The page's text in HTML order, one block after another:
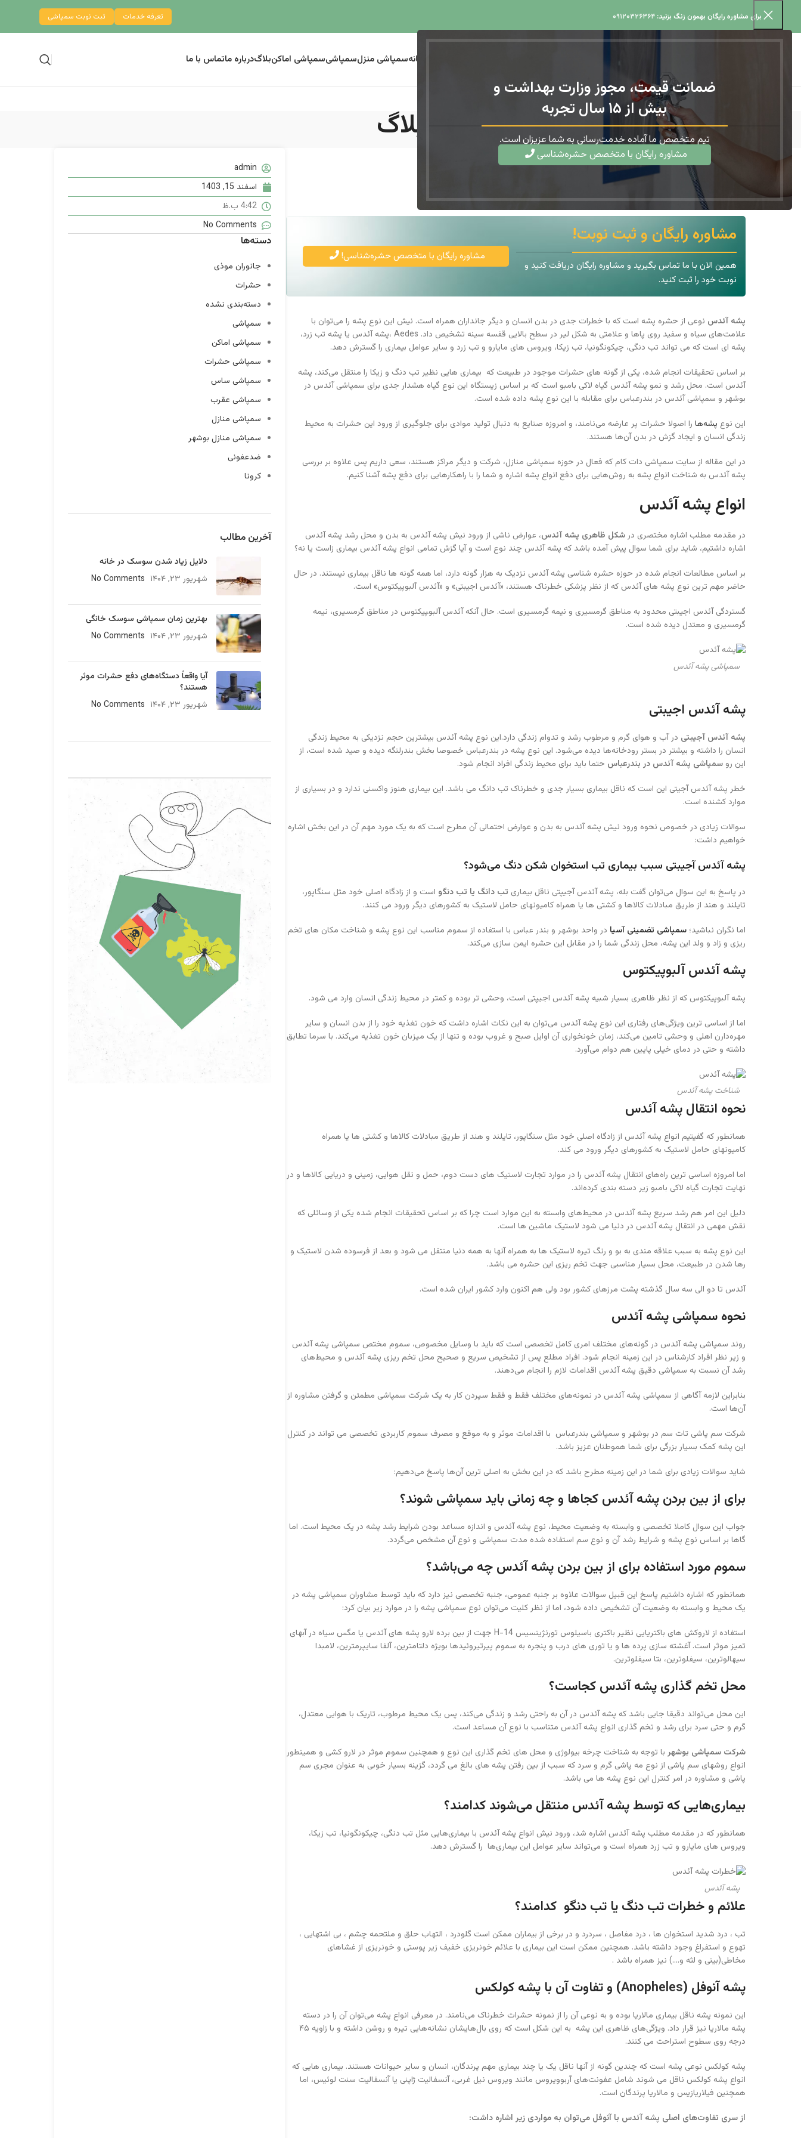
ضمانت قیمت، مجوز وزارت بهداشت و
بیش از ۱۵ سال تجربه
تیم متخصص ما آماده خدمت‌رسانی به شما عزیزان است.
مشاوره رایگان با متخصص حشره‌شناسی
برای مشاوره رایگان بهمون زنگ بزنید: ۰۹۱۲۰۳۲۶۳۶۴ تعرفه خدمات ثبت نوبت سمپاشی
سمپاشی موریانهسمپاشی منزلسمپاشیسمپاشی اماکنبلاگدرباره ماتماس با ما
بلاگ
پشه آئدس (Aedes) چیست و چه خطری دارد؟
سمپاشی
مشاوره رایگان و ثبت نوبت!
همین الان با ما تماس بگیرید و مشاوره رایگان دریافت کنید و
نوبت خود را ثبت کنید.
مشاوره رایگان با متخصص حشره‌شناسی!
پشه آئدس نوعی از حشره پشه است که با خطرات جدی در بدن انسان و دیگر جانداران همراه است. نیش این نوع پشه را می‌توان با
علامت‌های سیاه و سفید روی پاها و علامتی به شکل لیر در سطح بالایی قفسه سینه تشخیص داد. Aedes ،پشه آئدس یا پشه تب زرد،
پشه ای است که می تواند تب دنگی، چیکونگونیا، تب زیکا، ویروس های مایارو و تب زرد و سایر عوامل بیماری را گسترش دهد.
بر اساس تحقیقات انجام شده، یکی از گونه های حشرات موجود در طبیعت که بیماری هایی نظیر تب دنگ و زیکا را منتقل می‌کند، پشه
آئدس است. محل رشد و نمو پشه آئدس گیاه لاکی بامبو است که بر اساس زیستگاه این نوع گیاه هشدار جدی برای سمپاشی آئدس در
بوشهر و سمپاشی آئدس در بندرعباس برای مقابله با این نوع پشه داده شده است.
این نوع پشه‌ها را اصولا حشرات پر عارضه می‌نامند، و امروزه صنایع به دنبال تولید موادی برای جلوگیری از ورود این حشرات به محیط
زندگی انسان و ایجاد گزش در بدن آن‌ها هستند.
در این مقاله از سایت سمپاشی دات کام که فعال در حوزه سمپاشی منازل، شرکت و دیگر مراکز هستند، سعی داریم پس علاوه بر بررسی
پشه آئدس به شناخت انواع پشه به روش‌هایی برای دفع انواع پشه اشاره و شما را با راهکارهایی برای دفع پشه آشنا کنیم.
انواع پشه آئدس
در مقدمه مطلب اشاره مختصری درشکل ظاهری پشه آئدس، عوارض ناشی از ورود نیش پشه آئدس به بدن و محل رشد پشه آئدس
اشاره داشتیم، شاید برای شما سوال پیش آمده باشد که پشه آئدس چند نوع است و آیا گزش تمامی انواع پشه آئدس بیماری زاست یا نه؟
بر اساس مطالعات انجام شده در حوزه حشره شناسی پشه آئدس نزدیک به هزار گونه دارد، اما همه گونه ها ناقل بیماری نیستند. در حال
حاضر مهم ترین نوع پشه های آئدس که از نظر پزشکی خطرناک هستند، «آئدس اجیبتی» و «آئدس آلبوپیکتوس» است.
گستردگی آئدس اجیبتی محدود به مناطق گرمسیری و نیمه گرمسیری است. حال آنکه آئدس آلبو‍پیکتوس در مناطق گرمسیری، نیمه
گرمسیری و معتدل دیده شده است.
سمپاشی پشه آئدس
پشه آئدس اجیبتی
پشه آئدس آجیبتی در آب و هوای گرم و مرطوب رشد و تدوام زندگی دارد.این نوع پشه آئدس بیشترین حجم نزدیکی به محیط زندگی
انسان را داشته و بیشتر در بستر رودخانه‌ها دیده می‌شود. این نوع پشه در بندرعباس خصوصا بخش بندرلنگه دیده و صید شده است، از
این رو سمپاشی پشه آئدس در بندرعباس حتما باید برای محیط زندگی افراد انجام شود.
خطر پشه آئدس آجیتی این است که ناقل بیماری بسیار جدی و خطرناک تب دانگ می باشد. این بیماری هنوز واکسنی ندارد و در بسیاری از
موارد کشنده است.
سوالات زیادی در خصوص نحوه ورود نیش پشه آئدس به بدن و عوارض احتمالی آن مطرح است که به یک مورد مهم آن در این بخش اشاره
خواهیم داشت:
پشه آئدس آجیبتی سبب بیماری تب استخوان شکن دنگ می‌شود؟
در پاسخ به این سوال می‌توان گفت بله، پشه آئدس آجیپتی ناقل بیماری تب دانگ یا تب دنگو است و از زادگاه اصلی خود مثل سنگاپور،
تایلند و هند از طریق مبادلات کالاها و کشتی ها یا همراه کامیونهای حامل لاستیک به کشورهای دیگر ورود می کنند.
اما نگران نباشید؛ سمپاشی تضمینی آسیا در واحد بوشهر و بندر عباس با استفاده از سموم مناسب این نوع پشه و شناخت مکان های تخم
ریزی و زاد و ولد این پشه، محل زندگی شما را در مقابل این حشره ایمن سازی می‌کند.
پشه آئدس آلبوپیکتوس
پشه آلبوپیکتوس که از نظر ظاهری بسیار شبیه پشه آئدس اجیپتی است، وحشی تر بوده و کمتر در محیط زندگی انسان وارد می شود.
اما از اساسی ترین ویژگی‌های رفتاری این نوع پشه آئدس می‌توان به این نکات اشاره داشت که خون تغذیه خود را از بدن انسان و سایر
مهره‌دارن اهلی و وحشی تامین می‌کند، زمان خونخواری آن اوایل صبح و غروب بوده و تنها از یک میزبان خون تغذیه می‌کند. با سرما تطابق
داشته و حتی در دمای خیلی پایین هم دوام می‌آورد.
شناخت پشه آئدس
نحوه انتقال پشه آئدس
همانطور که گفیتیم انواع پشه آئدس از زادگاه اصلی خود مثل سنگاپور، تایلند و هند از طریق مبادلات کالاها و کشتی ها یا همراه
کامیونهای حامل لاستیک به کشورهای دیگر ورود می کند.
اما امروزه اساسی ترین راه‌های انتقال پشه آئدس را در موارد تجارت لاستیک های دست دوم، حمل و نقل هوایی، زمینی و دریایی کالاها و در
نهایت تجارت گیاه لاکی بامبو زیر دسته بندی کرده‌اند.
دلیل این امر هم رشد سریع پشه آئدس در محیط‌های وابسته به این موارد است چرا که بر اساس تحقیقات انجام شده یکی از وسائلی که
نقش مهمی در انتقال پشه آئدس در دنیا می شود لاستیک ماشین ها است.
این نوع پشه به سبب علاقه مندی به بو و رنگ تیره لاستیک ها به همراه آنها به همه دنیا منتقل می شود و بعد از فرسوده شدن لاستیک و
رها شدن در طبیعت، محل بسیار مناسبی جهت تخم ریزی این حشره می باشد.
آئدس تا دو الی سه سال گذشته پشت مرزهای کشور بود ولی هم اکنون وارد کشور ایران شده است.
نحوه سمپاشی پشه آئدس
روند سمپاشی پشه آئدس در گونه‌های مختلف امری کامل تخصصی است که باید با وسایل مخصوص، سموم مختص سمپاشی پشه آئدس
و زیر نظر افراد کارشناس در این زمینه انجام شود. افراد مطلع پس از تشخیص سریع و صحیح محل تخم ریزی پشه آئدس و محیط‌های
رشد آن نسبت به سمپاشی دقیق پشه آئدس اقدامات لازم را انجام می‌دهند.
بنابراین لازمه آگاهی از سمپاشی پشه آئدس در نمونه‌های مختلف فقط و فقط سپردن کار به یک شرکت سمپاشی مطمئن و گرفتن مشاوره از
آن‌ها است.
شرکت سم پاشی تات سم در بوشهر و سمپاشی بندرعباس با اقدامات موثر و به موقع و مصرف سموم کاربردی تخصصی می تواند در کنترل
این پشه کمک بسیار بزرگی برای شما هموطنان عزیز باشد.
شاید سوالات زیادی برای شما در این زمینه مطرح باشد که در این بخش به اصلی ترین آن‌ها پاسخ می‌دهیم:
برای از بین بردن پشه آئدس کجاها و چه زمانی باید سمپاشی شوند؟
جواب این سوال کاملا تخصصی و وابسته به وضعیت محیط، نوع پشه آئدس و اندازه مساعد بودن شرایط رشد پشه در یک محیط است. اما
گاها بر اساس نوع پشه و شرایط رشد آن و نوع سم استفاده شده مدت سمپاشی و نوع آن مشخص می‌گردد.
سموم مورد استفاده برای از بین بردن پشه آئدس چه می‌باشد؟
همانطور که اشاره داشتیم پاسخ این قبیل سوالات علاوه بر جنبه عمومی، جنبه تخصصی نیز دارد که باید توسط مشاوران سمپاشی پشه در
یک محیط و وابسته به وضعیت آن تشخیص داده شود، اما از نظر کلیت می‌توان نوع سمپاشی پشه را در موارد زیر بیان کرد:
استفاده از لاروکش های باکتریایی نظیر باکتری باسیلوس تورنژینسیس H-14 جهت از بین برده لارو پشه های آئدس یا مگس سیاه در آبهای
تمیز موثر است. آغشته سازی پرده ها و یا توری های درب و پنجره به سموم پیرتیروئیدها بویژه دلتامترین، آلفا سایپرمترین، لامبدا
سیهالوترین، سیفلوترین، بتا سیفلوترین.
محل تخم گذاری پشه آئدس کجاست؟
این محل می‌تواند دقیقا جایی باشد که پشه آئدس در آن به راحتی رشد و زندگی می‌کند، پس یک محیط مرطوب، تاریک با هوایی معتدل،
گرم و حتی سرد برای رشد و تخم گذاری انواع پشه آئدس متناسب با نوع آن مساعد است.
شرکت سمپاشی بوشهر با توجه به شناخت چرخه بیولوژی و محل های تخم گذاری این نوع و همچنین سموم موثر در لارو کشی و همینطور
انواع روشهای سم پاشی از نوع مه پاشی گرم و سرد که سبب از بین رفتن پشه های بالغ می گردد، گزینه بسیار خوبی به عنوان مجری سم
پاشی و مشاوره در امر کنترل این نوع پشه ها می باشد.
بیماری‌هایی که توسط پشه آئدس منتقل می‌شوند کدامند؟
همانطور که در مقدمه مطلب پشه آئدس اشاره شد، ورود نیش انواع پشه آئدس با بیماری‌هایی مثل تب دنگی، چیکونگونیا، تب زیکا،
ویروس های مایارو و تب زرد همراه است و می‌تواند سایر عوامل این بیماری‌ها را گسترش دهد.
پشه آئدس
علائم و خطرات تب دنگ یا تب دنگو کدامند؟
تب ، درد شدید استخوان ها ، درد مفاصل ، سردرد و در برخی از بیماران ممکن است گلودرد ، التهاب حلق و ملتحمه چشم ، بی اشتهایی ،
تهوع و استفراغ وجود داشته باشد. همچنین ممکن است این بیماری با علائم خونریزی خفیف زیر پوستی و خونریزی از غشاهای
مخاطی(بینی و لثه و….) نیز همراه باشد .
پشه آنوفل (Anopheles) و تفاوت آن با پشه کولکس
این نمونه پشه ناقل بیماری مالاریا بوده و به نوعی آن را از نمونه حشرات خطرناک می‌نامند. در معرفی انواع پشه می‌توان آن را در دسته
پشه مالاریا نیز قرار داد. ویژگی‌های ظاهری این پشه به این شکل است که روی بال‌هایشان نشانه‌هایی تیره و روشن داشته و با زاویه ۴۵
درجه روی سطوح استراحت می کنند.
پشه کولکس نوعی پشه است که چندین گونه از آنها ناقل یک یا چند بیماری مهم پرندگان، انسان و سایر حیوانات هستند. بیماری هایی که
انواع پشه کولکس ناقل می شوند شامل عفونت‌های آربوویروس مانند ویروس نیل غربی، آنسفالیت ژاپنی یا آنسفالیت سنت لوئیس، اما
همچنین فیلاریازیس و مالاریا پرندگان است.
از سری تفاوت‌های اصلی پشه آئدس با آنوفل می‌توان به مواردی زیر اشاره داشت:
admin
اسفند 15, 1403
4:42 ب.ظ
No Comments
دسته‌ها
جانوران موذی
حشرات
دسته‌بندی نشده
سمپاشی
سمپاشی اماکن
سمپاشی حشرات
سمپاشی ساس
سمپاشی عقرب
سمپاشی منازل
سمپاشی منازل بوشهر
ضدعفونی
کرونا
آخرین مطالب
دلایل زیاد شدن سوسک در خانه
شهریور ۲۳, ۱۴۰۴
No Comments
بهترین زمان سمپاشی سوسک خانگی
شهریور ۲۳, ۱۴۰۴
No Comments
آیا واقعاً دستگاه‌های دفع حشرات موثر
هستند؟
شهریور ۲۳, ۱۴۰۴
No Comments